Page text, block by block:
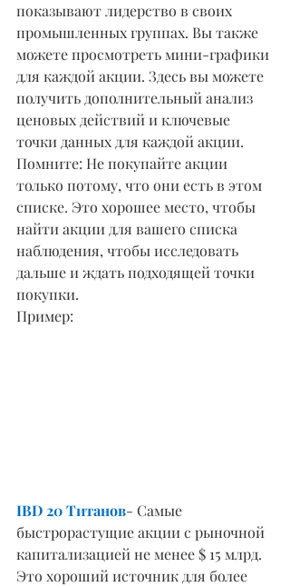
показывают лидерство в своих
промышленных группах. Вы также
можете просмотреть мини-графики
для каждой акции. Здесь вы можете
получить дополнительный анализ
ценовых действий и ключевые
точки данных для каждой акции.
Помните: Не покупайте акции
только потому, что они есть в этом
списке. Это хорошее место, чтобы
найти акции для вашего списка
наблюдения, чтобы исследовать
дальше и ждать подходящей точки
покупки.
Пример:
IBD 20 Титанов- Самые
быстрорастущие акции с рыночной
капитализацией не менее $ 15 млрд.
Это хороший источник для более